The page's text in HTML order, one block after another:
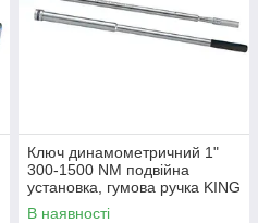
Ключ динамометричний 1"
300-1500 NM подвійна
установка, гумова ручка KING
TONY 34862-2DG (Тайвань)
В наявності